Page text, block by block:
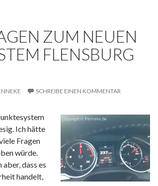
ZUM NEUEN
FLENSBURG
SCHREIBE EINEN KOMMENTAR
Ich hätte
Fragen
würde.
aber, dass es
handelt,